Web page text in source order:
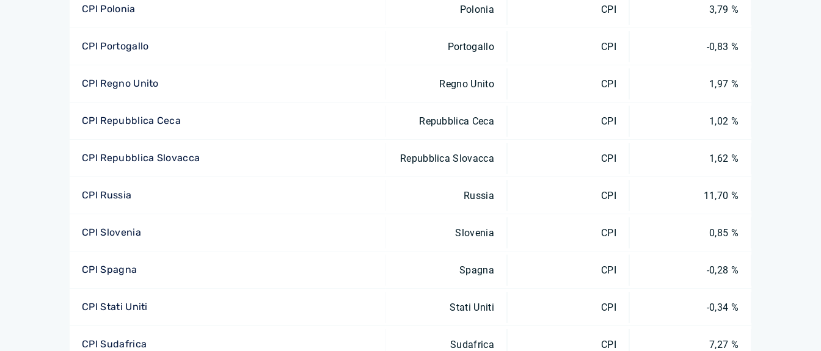
CPI Polonia Polonia CPI 3,79 %
CPI Portogallo Portogallo CPI -0,83 %
CPI Regno Unito Regno Unito CPI 1,97 %
CPI Repubblica Ceca Repubblica Ceca CPI 1,02 %
CPI Repubblica Slovacca Repubblica Slovacca CPI 1,62 %
CPI Russia Russia CPI 11,70 %
CPI Slovenia Slovenia CPI 0,85 %
CPI Spagna Spagna CPI -0,28 %
CPI Stati Uniti Stati Uniti CPI -0,34 %
CPI Sudafrica Sudafrica CPI 7,27 %